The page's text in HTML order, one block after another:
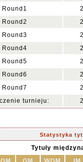
Round1
Round2
Round3
Round4
Round5
Round6
Round7
turnieju:
Statystyka
Tytuły